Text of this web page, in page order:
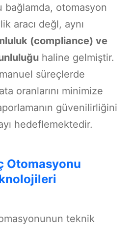
bağlamda, otomasyon
aracı değl, aynı
(compliance) ve
haline gelmiştir.
süreçlerde
oranlarını minimize
güvenilirliğini
hedeflemektedir.
Otomasyonu
teknik